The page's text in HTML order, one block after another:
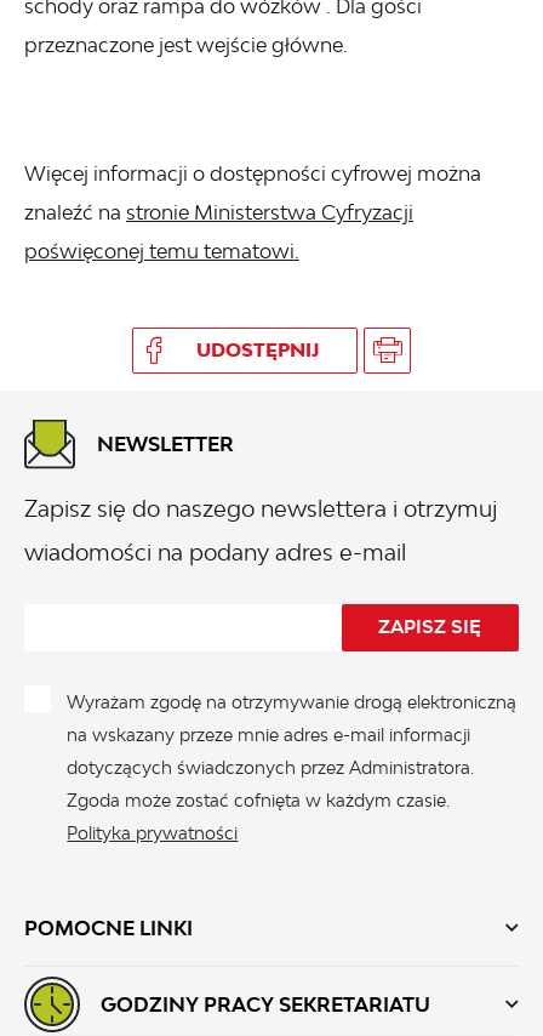
schody oraz rampa do wózków . Dla gości
przeznaczone jest wejście główne.
Więcej informacji o dostępności cyfrowej można
znaleźć na stronie Ministerstwa Cyfryzacji
poświęconej temu tematowi.
UDOSTĘPNIJ
POMOCNE LINKI
NEWSLETTER
Zapisz się do naszego newslettera i otrzymuj
wiadomości na podany adres e-mail
Wyrażam zgodę na otrzymywanie drogą elektroniczną
na wskazany przeze mnie adres e-mail informacji
dotyczących świadczonych przez Administratora.
Zgoda może zostać cofnięta w każdym czasie.
Polityka prywatności
GODZINY PRACY SEKRETARIATU